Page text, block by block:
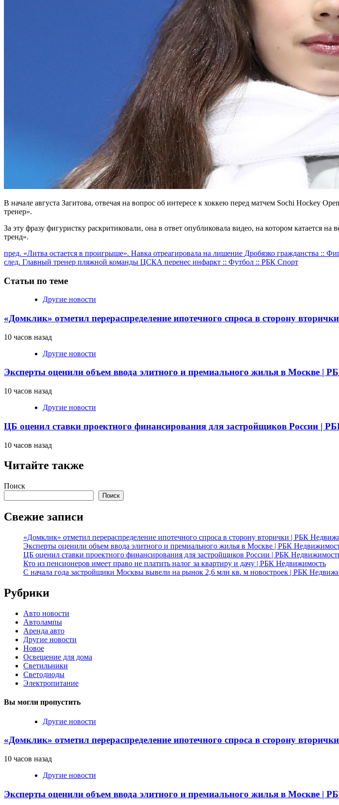
В начале августа Загитова, отвечая на вопрос об интересе к хоккею перед матчем Sochi Hockey
тренер».
За эту фразу фигуристку раскритиковали, она в ответ опубликовала видео, на котором катается
тренд».
Продолжить
чтение
пред. «Литва остается в проигрыше». Навка отреагировала на лишение Дробязко гражданства ::
след. Главный тренер пляжной команды ЦСКА перенес инфаркт :: Футбол :: РБК Спорт
Статьи по теме
Другие новости
«Домклик» отметил перераспределение ипотечного спроса в сторону
10 часов назад
Другие новости
Эксперты оценили объем ввода элитного и премиального жилья в Москве |
10 часов назад
Другие новости
ЦБ оценил ставки проектного финансирования для застройщиков России |
10 часов назад
Читайте также
Поиск
Поиск
Свежие записи
«Домклик» отметил перераспределение ипотечного спроса в сторону вторички | РБК
Эксперты оценили объем ввода элитного и премиального жилья в Москве | РБК
ЦБ оценил ставки проектного финансирования для застройщиков России | РБК
Кто из пенсионеров имеет право не платить налог за квартиру и дачу | РБК Недвижимость
С начала года застройщики Москвы вывели на рынок 2,6 млн кв. м новостроек | РБК
Рубрики
Авто новости
Автолампы
Аренда авто
Другие новости
Новое
Освещение для дома
Светильники
Светодиоды
Электропитание
Вы могли пропустить
Другие новости
«Домклик» отметил перераспределение ипотечного спроса в сторону
10 часов назад
Другие новости
Эксперты оценили объем ввода элитного и премиального жилья в Москве |